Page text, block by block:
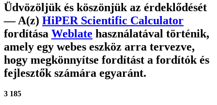
Üdvözöljük és köszönjük az érdeklődését
— A(z) HiPER Scientific Calculator
fordítása Weblate használatával történik,
amely egy webes eszköz arra tervezve,
hogy megkönnyítse fordítást a fordítók és
fejlesztők számára egyaránt.
3 185